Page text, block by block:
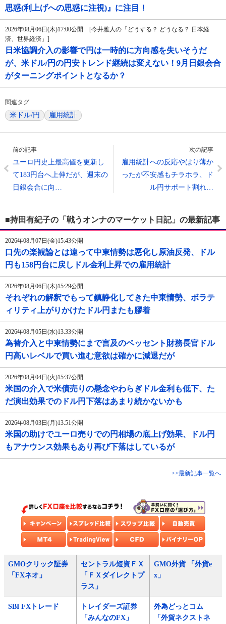
思惑(利上げへの思惑に注視)』に注目！
2026年08月06日(木)17:00公開 [今井雅人の「どうする？ どうなる？ 日本経
済、世界経済」]
日米協調介入の影響で円は一時的に方向感を失いそうだ
が、米ドル/円の円安トレンド継続は変えない！9月日銀会合
がターニングポイントとなるか？
関連タグ
米ドル/円 雇用統計
前の記事
ユーロ円史上最高値を更新し
て183円台へ上伸だが、週末の
日銀会合に向…
次の記事
雇用統計への反応やはり薄か
ったが不安感もチラホラ、ド
ル円サポート割れ…
■持田有紀子の「戦うオンナのマーケット日記」の最新記事
2026年08月07日(金)15:43公開
口先の楽観論とは違って中東情勢は悪化し原油反発、ドル
円も158円台に戻しドル金利上昇での雇用統計
2026年08月06日(木)15:29公開
それぞれの解釈でもって鎮静化してきた中東情勢、ボラテ
ィリティ上がりかけたドル円またも膠着
2026年08月05日(水)13:33公開
為替介入と中東情勢にまで言及のベッセント財務長官ドル
円高いレベルで買い進む意欲は確かに減退だが
2026年08月04日(火)15:37公開
米国の介入で米債売りの懸念やわらぎドル金利も低下、た
だ演出効果でのドル円下落はあまり続かないかも
2026年08月03日(月)13:51公開
米国の助けでユーロ売りでの円相場の底上げ効果、ドル円
もアナウンス効果もあり再び下落はしているが
>>最新記事一覧へ
GMOクリック証券
「FXネオ」
セントラル短資ＦＸ
「ＦＸダイレクトプ
ラス」
GMO外貨 「外貨e
x」
SBI FXトレード
トレイダーズ証券
「みんなのFX」
外為どっとコム
「外貨ネクストネ